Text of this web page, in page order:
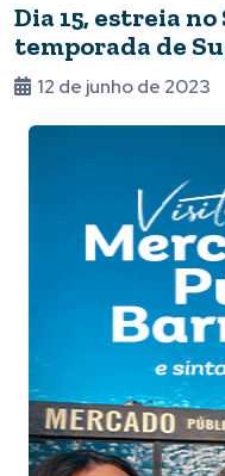
Dia 15, estreia
temporada de
12 de junho de 2023